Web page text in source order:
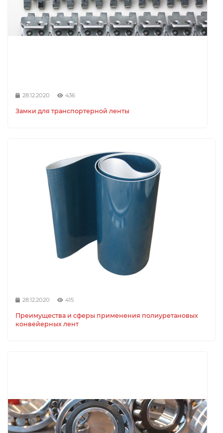
28.12.2020 436
Замки для транспортерной ленты
28.12.2020 415
Преимущества и сферы применения полиуретановых
конвейерных лент